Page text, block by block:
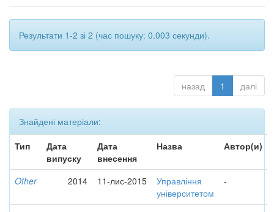
Результати 1-2 зі 2 (час пошуку: 0.003 секунди).
назад 1 далі
Знайдені матеріали:
Тип
Дата
випуску
Дата
внесення
Назва Автор(и)
Other 2014 11-лис-2015
Управління
університетом
-